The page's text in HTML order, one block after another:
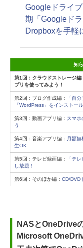
Googleドライ
期「Googleドラ
Dropboxを手軽
知
第1回：クラウドストレージ
プリを使ってみよう！
第2回：ブログ作成編：
「自
「WordPress」をインストール
第3回：動画アプリ編： スマホ
う
第4回：音楽アプリ編： 月額
生OK
第5回：テレビ録画編：
「テ
し放題！
第6回：そのほか編： CD/DVD
NASとOneDrive
Microsoft